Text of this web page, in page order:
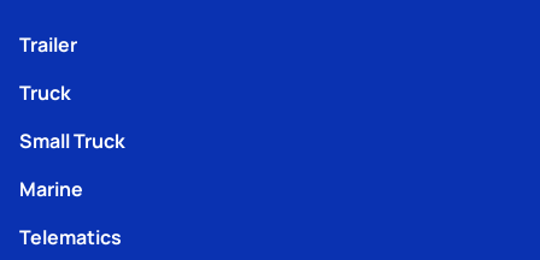
Trailer
Truck
Small Truck
Marine
Telematics